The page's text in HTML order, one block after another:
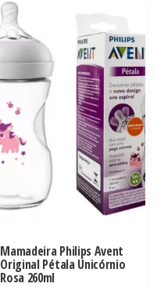
Mamadeira Philips Avent
Original Pétala Unicórnio
Rosa 260ml